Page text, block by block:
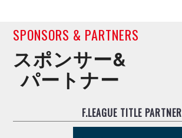
SPONSORS & PARTNERS
スポンサー&
パートナー
F.LEAGUE TITLE PARTNER